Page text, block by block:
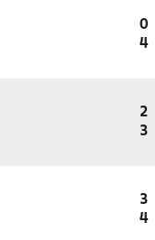
0
4
2
3
3
4